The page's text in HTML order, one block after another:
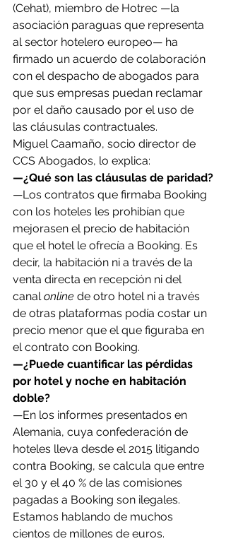
(Cehat), miembro de Hotrec —la
asociación paraguas que representa
al sector hotelero europeo— ha
firmado un acuerdo de colaboración
con el despacho de abogados para
que sus empresas puedan reclamar
por el daño causado por el uso de
las cláusulas contractuales.
Miguel Caamaño, socio director de
CCS Abogados, lo explica:
—¿Qué son las cláusulas de paridad?
—Los contratos que firmaba Booking
con los hoteles les prohibían que
mejorasen el precio de habitación
que el hotel le ofrecía a Booking. Es
decir, la habitación ni a través de la
venta directa en recepción ni del
canal online de otro hotel ni a través
de otras plataformas podía costar un
precio menor que el que figuraba en
el contrato con Booking.
—¿Puede cuantificar las pérdidas
por hotel y noche en habitación
doble?
—En los informes presentados en
Alemania, cuya confederación de
hoteles lleva desde el 2015 litigando
contra Booking, se calcula que entre
el 30 y el 40 % de las comisiones
pagadas a Booking son ilegales.
Estamos hablando de muchos
cientos de millones de euros.